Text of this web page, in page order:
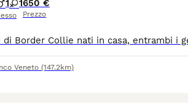
1 1650 €
Prezzo
Veneto (147.2km)